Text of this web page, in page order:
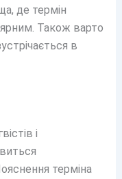
де термін
Також варто
в
і
терміна